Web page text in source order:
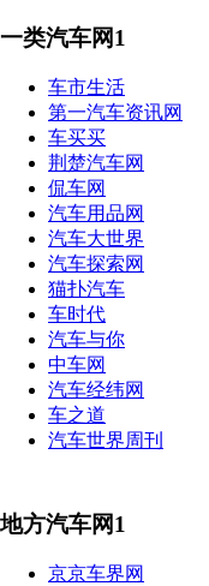
一类汽车网1
车市生活
第一汽车资讯网
车买买
荆楚汽车网
侃车网
汽车用品网
汽车大世界
汽车探索网
猫扑汽车
车时代
汽车与你
中车网
汽车经纬网
车之道
汽车世界周刊
地方汽车网1
京京车界网